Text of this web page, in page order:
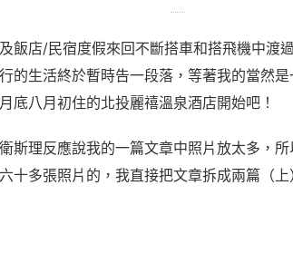
飯店/民宿度假來回不斷搭車和搭飛機中渡
的生活終於暫時告一段落，等著我的當然
底八月初住的北投麗禧溫泉酒店開始吧！
衛斯理反應說我的一篇文章中照片放太多，
十多張照片的，我直接把文章拆成兩篇（